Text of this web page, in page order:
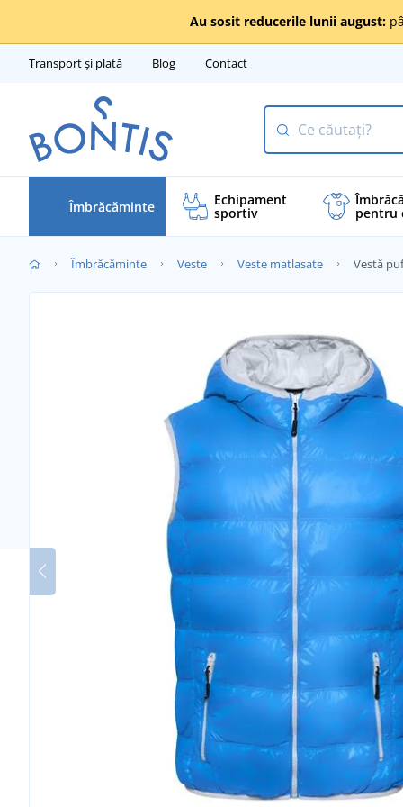
Au sosit reducerile lunii august:
Transport și plată Blog Contact
Îmbrăcăminte Echipament
sportiv pentru
Îmbrăcăminte Veste Veste matlasate Vestă